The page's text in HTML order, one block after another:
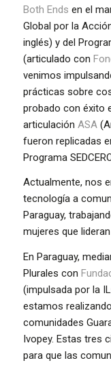
Both Ends en el
Global por la
inglés) y del
(articulado con
venimos
prácticas sobre
probado con éxito
articulación ASA
fueron replicadas
Programa
Actualmente, nos
tecnología a
Paraguay,
mujeres que
En Paraguay,
Plurales con
(impulsada por la
estamos
comunidades
Ivopey. Estas tres
para que las